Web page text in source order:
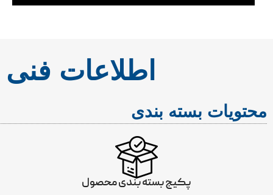
اطلاعات فنی
محتویات بسته بندی
پکیج بسته بندی محصول